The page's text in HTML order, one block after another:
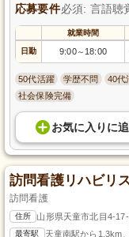
応募要件必須: 言語聴
就業時間
日勤 9:00～ 18:00
50代活躍 学歴不問 40代
社会保険完備
お気に入り に
訪問看護リハビリ
訪問看護
住所 山形県天童市北目4-
最寄駅 天童南駅から1.3km